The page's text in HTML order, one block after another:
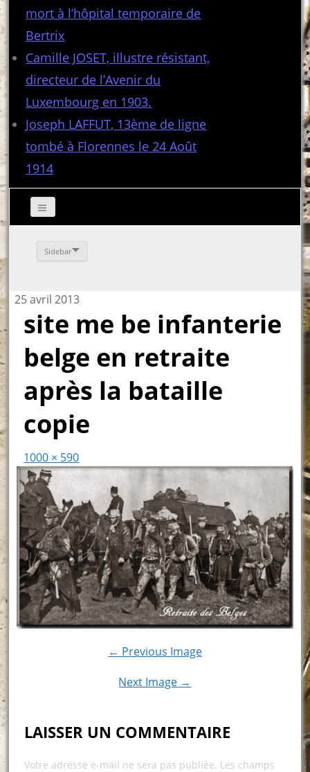
mort à l’hôpital temporaire de
Bertrix
Camille JOSET, illustre résistant,
directeur de l’Avenir du
Luxembourg en 1903.
Joseph LAFFUT, 13ème de ligne
tombé à Florennes le 24 Août
1914
Sidebar
25 avril 2013
site me be infanterie
belge en retraite
après la bataille
copie
1000 × 590
← Previous Image
Next Image →
LAISSER UN COMMENTAIRE
Votre adresse e-mail ne sera pas publiée. Les champs